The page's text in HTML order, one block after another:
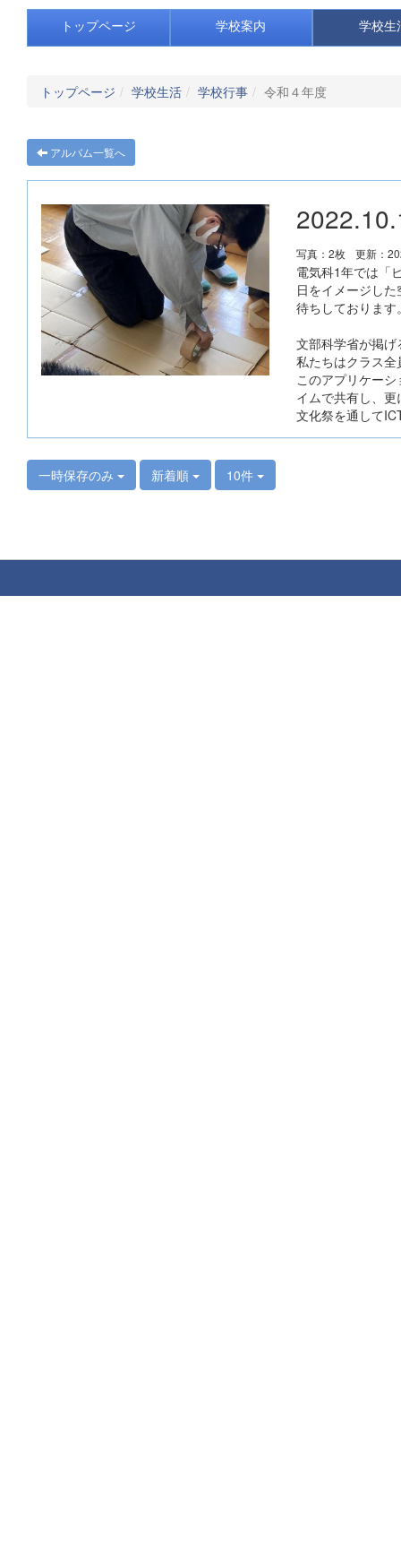
トップページ 学校案内 学校生
トップページ 学校生活 学校行事 令和４年度
アルバム一覧へ
写真：2枚 更新：
電気科1年では「
日をイメージし
待ちしておりま
文部科学省が掲
私たちはクラス
このアプリケー
イムで共有し、
文化祭を通して
一時保存のみ 新着順 10件